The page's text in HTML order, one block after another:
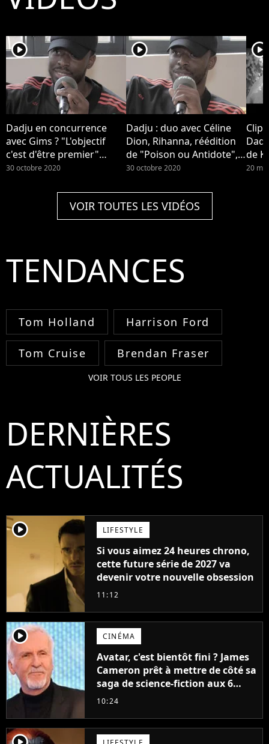
player2
Dadju en concurrence
avec Gims ? "L'objectif
c'est d'être premier"
(Interview)
30 octobre 2020
player2
Dadju : duo avec Céline
Dion, Rihanna, réédition
de "Poison ou Antidote",
image de loveur... Il se
30 octobre 2020
player2
Clip
de
20
VOIR TOUTES LES VIDÉOS
TENDANCES
Tom Holland Harrison Ford
Tom Cruise Brendan Fraser
VOIR TOUS LES PEOPLE
DERNIÈRES
ACTUALITÉS
player2 LIFESTYLE
Si vous aimez 24 heures chrono,
cette future série de 2027 va
devenir votre nouvelle obsession
11:12
player2 CINÉMA
Avatar, c'est bientôt fini ? James
Cameron prêt à mettre de côté sa
saga de science-fiction aux 6
milliards de recettes
10:24